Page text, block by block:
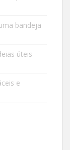
bandeja
úteis
e